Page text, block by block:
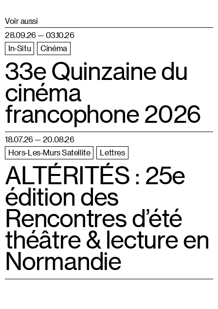
Voir aussi
28.09.26 — 03.10.26
In-Situ
Cinéma
33e Quinzaine du
cinéma
francophone 2026
18.07.26 — 20.08.26
Hors-Les-Murs Satellite
Lettres
ALTÉRITÉS : 25e
édition des
Rencontres d’été
théâtre & lecture en
Normandie